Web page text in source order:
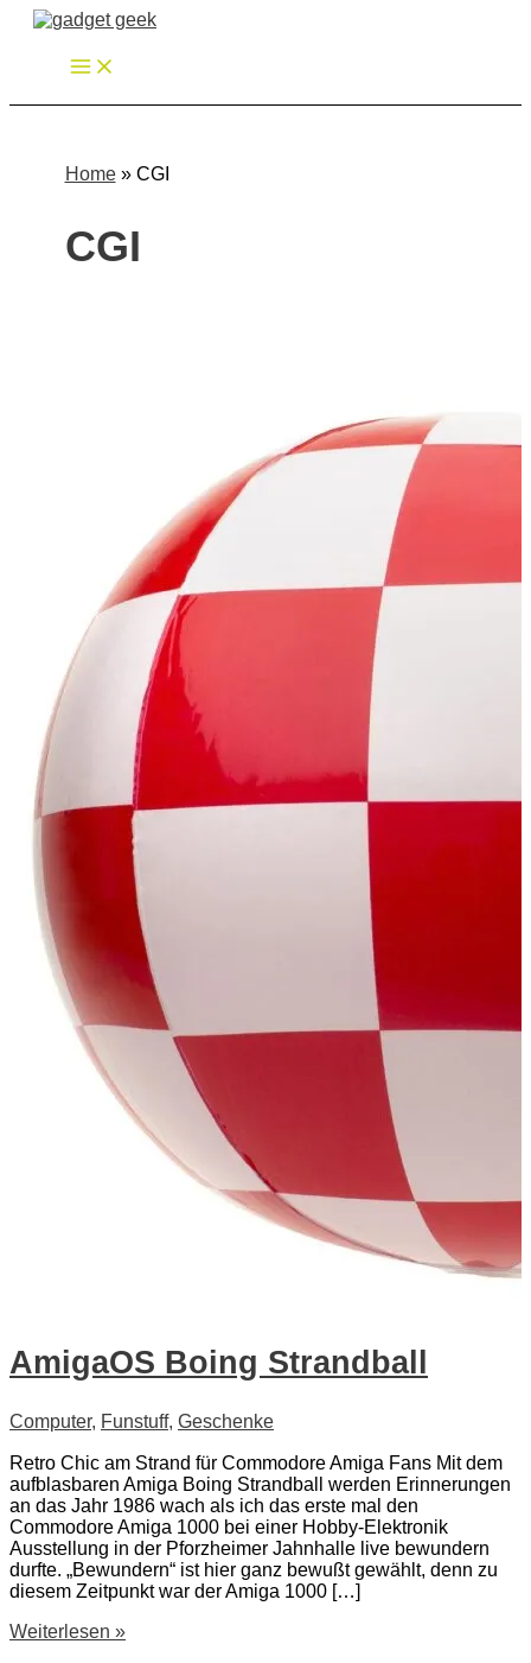
Zum
springen
Home» CGI
CGI
AmigaOS Boing Strandball
Computer, Funstuff, Geschenke
Retro Chic am Strand für Commodore Amiga Fans Mit dem
aufblasbaren Amiga Boing Strandball werden Erinnerungen
an das Jahr 1986 wach als ich das erste mal den
Commodore Amiga 1000 bei einer Hobby-Elektronik
Ausstellung in der Pforzheimer Jahnhalle live bewundern
durfte. „Bewundern“ ist hier ganz bewußt gewählt, denn zu
diesem Zeitpunkt war der Amiga 1000 […]
AmigaOS
Weiterlesen »